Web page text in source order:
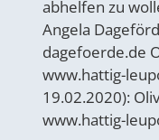
abhelfen zu
Angela
dagefoerde.de
www.hattig-
19.02.2020):
www.hattig-